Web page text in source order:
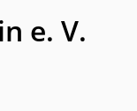
e. V.